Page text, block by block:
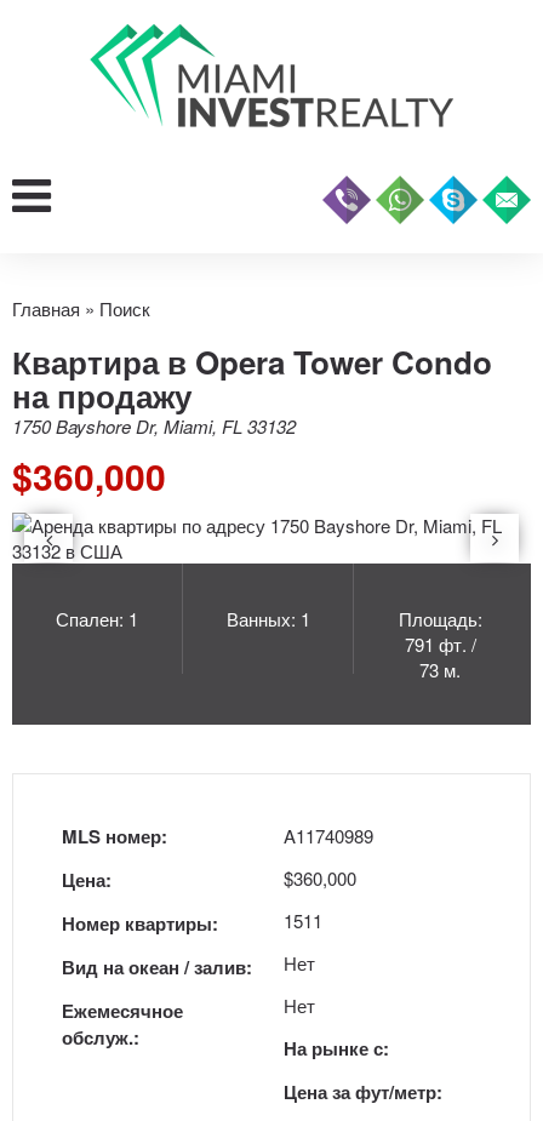
Главная » Поиск
Квартира в Opera Tower Condo
на продажу
1750 Bayshore Dr, Miami, FL 33132
$360,000
Спален: 1 Ванных: 1
Площадь:
791 фт. /
73 м.
MLS номер:
Цена:
Номер квартиры:
Вид на океан / залив:
Ежемесячное
обслуж.:
A11740989
$360,000
1511
Нет
Нет
На рынке с:
Цена за фут/метр: